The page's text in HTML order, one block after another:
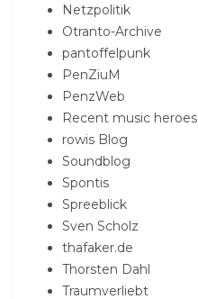
Netzpolitik
Otranto-Archive
pantoffelpunk
PenZiuM
PenzWeb
Recent music heroes
rowis Blog
Soundblog
Spontis
Spreeblick
Sven Scholz
thafaker.de
Thorsten Dahl
Traumverliebt